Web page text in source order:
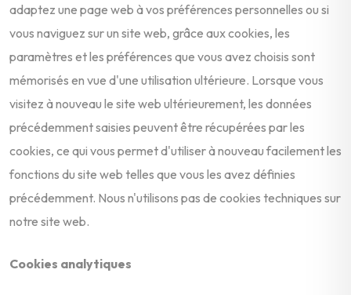
adaptez une page web à vos préférences personnelles ou si
vous naviguez sur un site web, grâce aux cookies, les
paramètres et les préférences que vous avez choisis sont
mémorisés en vue d'une utilisation ultérieure. Lorsque vous
visitez à nouveau le site web ultérieurement, les données
précédemment saisies peuvent être récupérées par les
cookies, ce qui vous permet d'utiliser à nouveau facilement les
fonctions du site web telles que vous les avez définies
précédemment. Nous n'utilisons pas de cookies techniques sur
notre site web.
Cookies analytiques